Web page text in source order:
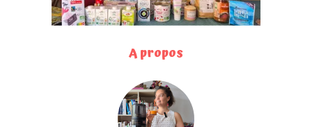
A propos